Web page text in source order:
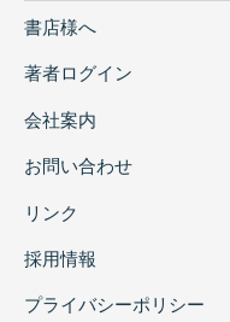
書店様へ
著者ログイン
会社案内
お問い合わせ
リンク
採用情報
プライバシーポリシー